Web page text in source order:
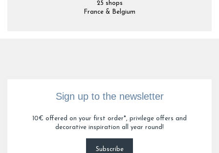
25 shops
France & Belgium
Sign up to the newsletter
10€ offered on your first order*, privilege offers and
decorative inspiration all year round!
Subscribe